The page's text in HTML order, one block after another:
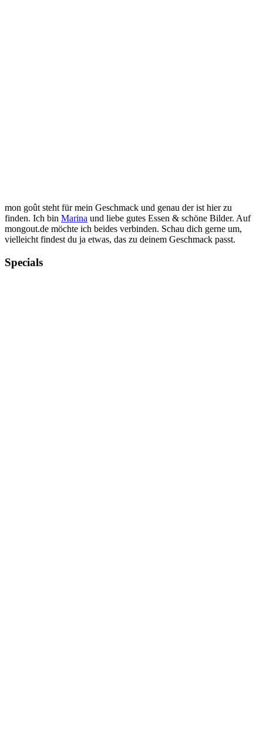
mon goût steht für mein Geschmack und genau der ist hier zu
finden. Ich bin Marina und liebe gutes Essen & schöne Bilder. Auf
mongout.de möchte ich beides verbinden. Schau dich gerne um,
vielleicht findest du ja etwas, das zu deinem Geschmack passt.
Specials